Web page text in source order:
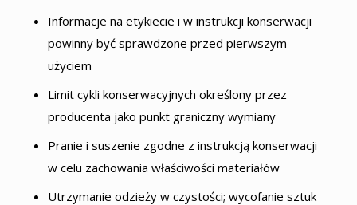
Informacje na etykiecie i w instrukcji konserwacji
powinny być sprawdzone przed pierwszym
użyciem
Limit cykli konserwacyjnych określony przez
producenta jako punkt graniczny wymiany
Pranie i suszenie zgodne z instrukcją konserwacji
w celu zachowania właściwości materiałów
Utrzymanie odzieży w czystości; wycofanie sztuk